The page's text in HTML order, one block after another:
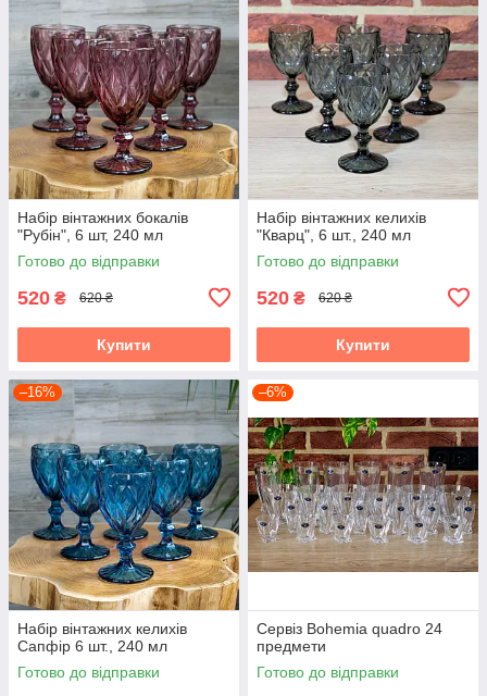
Набір вінтажних бокалів
"Рубін", 6 шт, 240 мл
Готово до відправки
520 ₴ 620 ₴
Купити
Набір вінтажних келихів
"Кварц", 6 шт., 240 мл
Готово до відправки
520 ₴ 620 ₴
Купити
–16%
Набір вінтажних келихів
Сапфір 6 шт., 240 мл
Готово до відправки
–6%
Сервіз Bohemia quadro 24
предмети
Готово до відправки